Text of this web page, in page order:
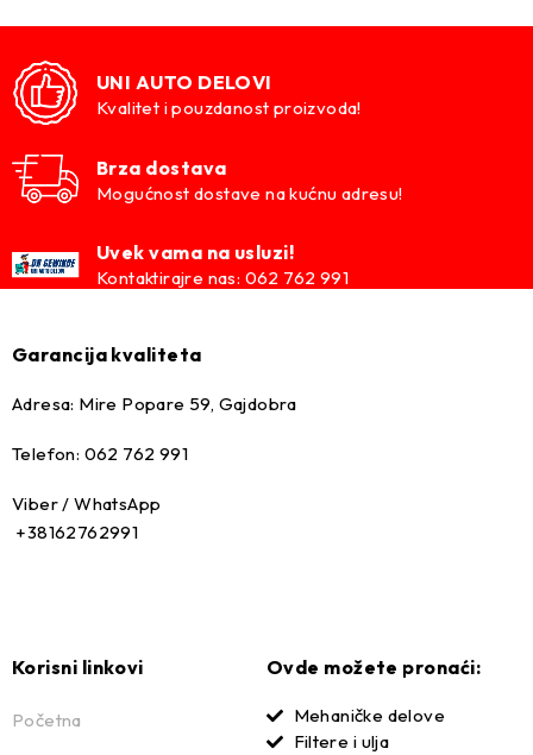
UNI AUTO DELOVI
Kvalitet i pouzdanost proizvoda!
Brza dostava
Mogućnost dostave na kućnu adresu!
Uvek vama na usluzi!
Kontaktirajre nas: 062 762 991
Garancija kvaliteta
Adresa: Mire Popare 59, Gajdobra
Telefon: 062 762 991
Viber / WhatsApp
+38162762991
Korisni linkovi
Početna
Ovde možete pronaći:
Mehaničke delove
Filtere i ulja